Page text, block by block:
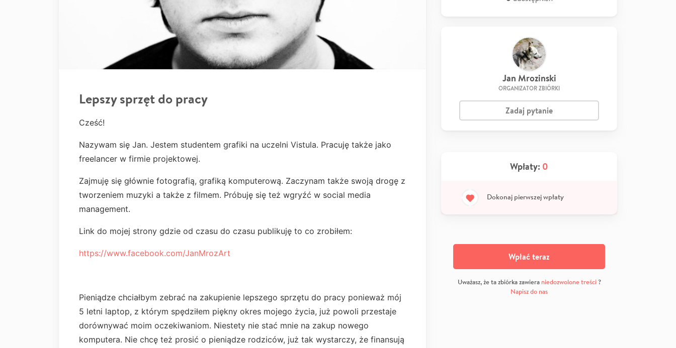
Lepszy sprzęt do pracy
Cześć!
Nazywam się Jan. Jestem studentem grafiki na uczelni Vistula. Pracuję także jako
freelancer w firmie projektowej.
Zajmuję się głównie fotografią, grafiką komputerową. Zaczynam także swoją drogę z
tworzeniem muzyki a także z filmem. Próbuję się też wgryźć w social media
management.
Link do mojej strony gdzie od czasu do czasu publikuję to co zrobiłem:
https://www.facebook.com/JanMrozArt
Pieniądze chciałbym zebrać na zakupienie lepszego sprzętu do pracy ponieważ mój
5 letni laptop, z którym spędziłem piękny okres mojego życia, już powoli przestaje
dorównywać moim oczekiwaniom. Niestety nie stać mnie na zakup nowego
komputera. Nie chcę też prosić o pieniądze rodziców, już tak wystarczy, że finansują
Jan Mrozinski
ORGANIZATOR ZBIÓRKI
Zadaj pytanie
Wpłaty: 0
Dokonaj pierwszej wpłaty
Wpłać teraz
Uważasz, że ta zbiórka zawiera niedozwolone treści?
Napisz do nas